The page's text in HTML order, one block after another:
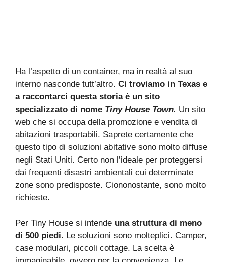
Ha l’aspetto di un container, ma in realtà al suo
interno nasconde tutt’altro. Ci troviamo in Texas e
a raccontarci questa storia è un sito
specializzato di nome Tiny House Town. Un sito
web che si occupa della promozione e vendita di
abitazioni trasportabili. Saprete certamente che
questo tipo di soluzioni abitative sono molto diffuse
negli Stati Uniti. Certo non l’ideale per proteggersi
dai frequenti disastri ambientali cui determinate
zone sono predisposte. Ciononostante, sono molto
richieste.
Per Tiny House si intende una struttura di meno
di 500 piedi. Le soluzioni sono molteplici. Camper,
case modulari, piccoli cottage. La scelta è